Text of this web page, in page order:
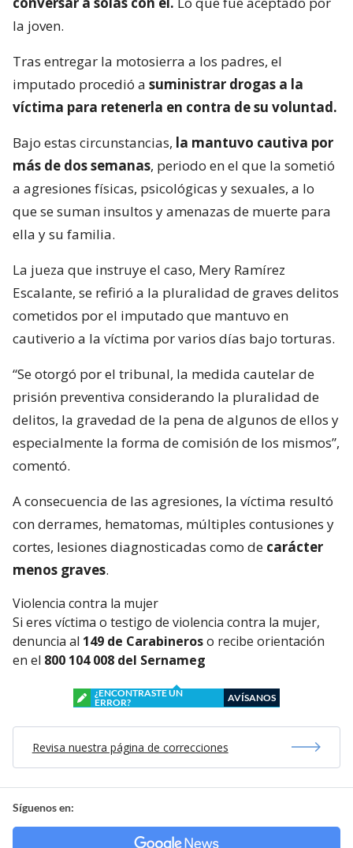
la joven.
Tras entregar la motosierra a los padres, el
imputado procedió a suministrar drogas a la
víctima para retenerla en contra de su voluntad.
Bajo estas circunstancias, la mantuvo cautiva por
más de dos semanas, periodo en el que la sometió
a agresiones físicas, psicológicas y sexuales, a lo
que se suman insultos y amenazas de muerte para
ella y su familia.
La jueza que instruye el caso, Mery Ramírez
Escalante, se refirió a la pluralidad de graves delitos
cometidos por el imputado que mantuvo en
cautiverio a la víctima por varios días bajo torturas.
“Se otorgó por el tribunal, la medida cautelar de
prisión preventiva considerando la pluralidad de
delitos, la gravedad de la pena de algunos de ellos y
especialmente la forma de comisión de los mismos”,
comentó.
A consecuencia de las agresiones, la víctima resultó
con derrames, hematomas, múltiples contusiones y
cortes, lesiones diagnosticadas como de carácter
menos graves.
Violencia contra la mujer
Si eres víctima o testigo de violencia contra la mujer,
denuncia al 149 de Carabineroso recibe orientación
en el 800 104 008 del Sernameg
¿ENCONTRASTE UN
ERROR?
AVÍSANOS
Revisa nuestra página de correcciones
Síguenos en: